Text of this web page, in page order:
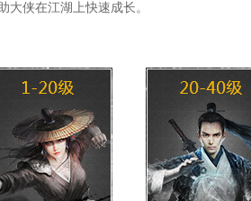
大侠在江湖上快速成长。